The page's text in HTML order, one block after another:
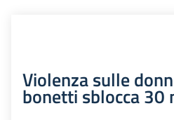
Violenza sulle
bonetti sblocca 30